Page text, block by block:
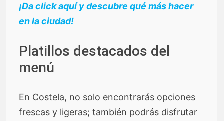
¡Da click aquí y descubre qué más hacer
en la ciudad!
Platillos destacados del
menú
En Costela, no solo encontrarás opciones
frescas y ligeras; también podrás disfrutar